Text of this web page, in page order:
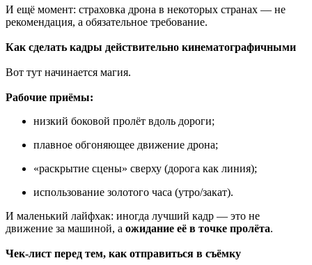
И ещё момент: страховка дрона в некоторых странах — не
рекомендация, а обязательное требование.
Как сделать кадры действительно кинематографичными
Вот тут начинается магия.
Рабочие приёмы:
низкий боковой пролёт вдоль дороги;
плавное обгоняющее движение дрона;
«раскрытие сцены» сверху (дорога как линия);
использование золотого часа (утро/закат).
И маленький лайфхак: иногда лучший кадр — это не
движение за машиной, а ожидание её в точке пролёта.
Чек-лист перед тем, как отправиться в съёмку